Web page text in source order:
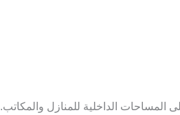
الداخلية للمنازل والمكاتب.